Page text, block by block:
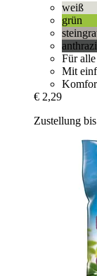
weiß
grün
Für
Mit
€ 2,29
Zustellung